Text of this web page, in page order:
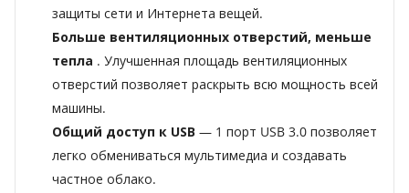
защиты сети и Интернета вещей.
Больше вентиляционных отверстий, меньше
тепла . Улучшенная площадь вентиляционных
отверстий позволяет раскрыть всю мощность всей
машины.
Общий доступ к USB — 1 порт USB 3.0 позволяет
легко обмениваться мультимедиа и создавать
частное облако.